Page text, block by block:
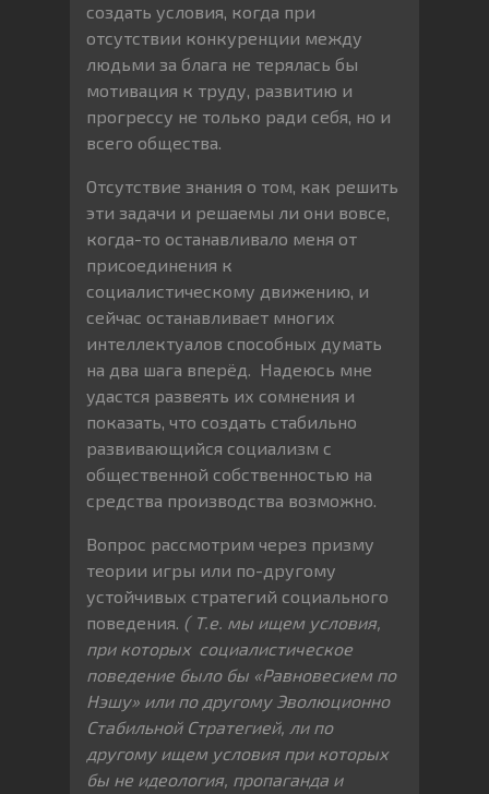
создать условия, когда при
отсутствии конкуренции между
людьми за блага не терялась бы
мотивация к труду, развитию и
прогрессу не только ради себя, но и
всего общества.
Отсутствие знания о том, как решить
эти задачи и решаемы ли они вовсе,
когда-то останавливало меня от
присоединения к
социалистическому движению, и
сейчас останавливает многих
интеллектуалов способных думать
на два шага вперёд. Надеюсь мне
удастся развеять их сомнения и
показать, что создать стабильно
развивающийся социализм с
общественной собственностью на
средства производства возможно.
Вопрос рассмотрим через призму
теории игры или по-другому
устойчивых стратегий социального
поведения. ( Т.е. мы ищем условия,
при которых социалистическое
поведение было бы «Равновесием по
Нэшу» или по другому Эволюционно
Стабильной Стратегией, ли по
другому ищем условия при которых
бы не идеология, пропаганда и